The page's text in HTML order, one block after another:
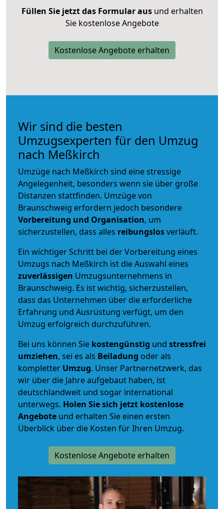
Füllen Sie jetzt das Formular ausund erhalten
Sie kostenlose Angebote
Kostenlose Angebote erhalten
Wir sind die besten
Umzugsexperten für den Umzug
nach Meßkirch
Umzüge nach Meßkirch sind eine stressige
Angelegenheit, besonders wenn sie über große
Distanzen stattfinden. Umzüge von
Braunschweig erfordern jedoch besondere
Vorbereitung und Organisation, um
sicherzustellen, dass alles reibungslosverläuft.
Ein wichtiger Schritt bei der Vorbereitung eines
Umzugs nach Meßkirch ist die Auswahl eines
zuverlässigen Umzugsunternehmens in
Braunschweig. Es ist wichtig, sicherzustellen,
dass das Unternehmen über die erforderliche
Erfahrung und Ausrüstung verfügt, um den
Umzug erfolgreich durchzuführen.
Bei uns können Sie kostengünstig und stressfrei
umziehen, sei es als Beiladung oder als
kompletter Umzug. Unser Partnernetzwerk, das
wir über die Jahre aufgebaut haben, ist
deutschlandweit und sogar international
unterwegs. Holen Sie sich jetzt kostenlose
Angebote und erhalten Sie einen ersten
Überblick über die Kosten für Ihren Umzug.
Kostenlose Angebote erhalten